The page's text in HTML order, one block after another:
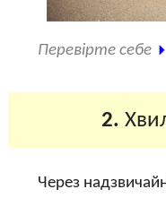
Перевірте себе
2.
Через